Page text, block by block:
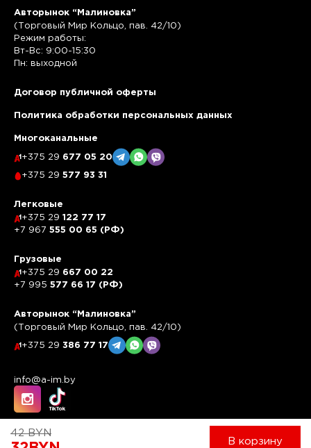
42BYN
В корзину
Авторынок “Малиновка”
(Торговый Мир Кольцо, пав. 42/10)
Режим работы:
Вт-Вс: 9:00-15:30
Пн: выходной
Договор публичной оферты
Политика обработки персональных данных
Многоканальные
+375 29 677 05 20
+375 29 577 93 31
Легковые
+375 29 122 77 17
+7 967 555 00 65 (РФ)
Грузовые
+375 29 667 00 22
+7 995 577 66 17 (РФ)
Авторынок “Малиновка”
(Торговый Мир Кольцо, пав. 42/10)
+375 29 386 77 17
info@a-im.by
Работает на системе